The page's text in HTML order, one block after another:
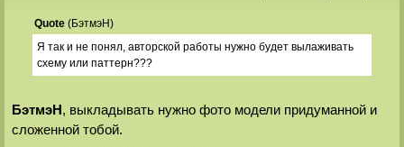
Quote(БэтмэН)
Я так и не понял, авторской работы нужно будет вылаживать
схему или паттерн???
БэтмэН, выкладывать нужно фото модели придуманной и
сложенной тобой.